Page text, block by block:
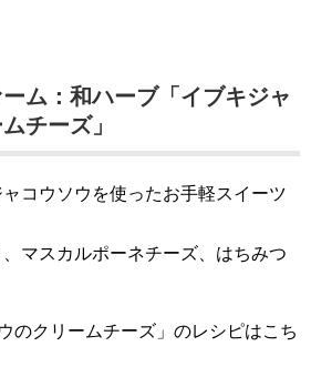
チーズ」
コウソウを使ったお手軽スイーツ
マスカルポーネチーズ、はちみつ
のクリームチーズ」のレシピはこち